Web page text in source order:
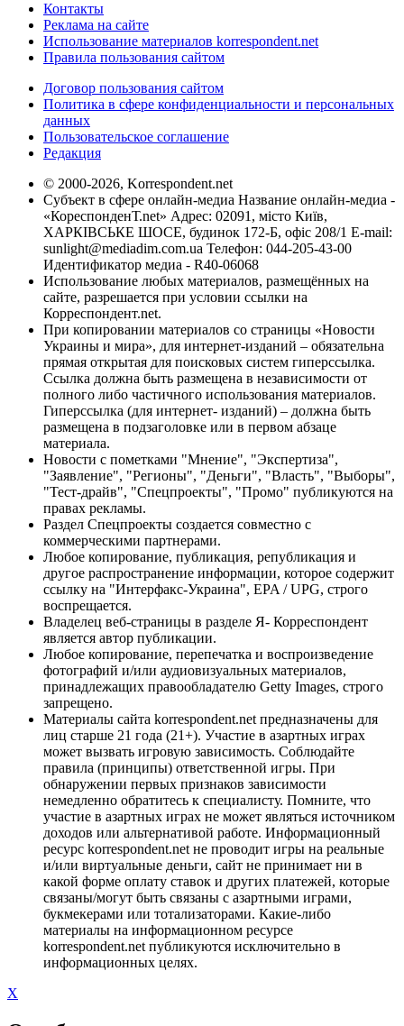
Контакты
Реклама на сайте
Использование материалов korrespondent.net
Правила пользования сайтом
Договор пользования сайтом
Политика в сфере конфиденциальности и персональных
данных
Пользовательское соглашение
Редакция
© 2000-2026, Korrespondent.net
Субъект в сфере онлайн-медиа Название онлайн-медиа -
«КореспонденТ.net» Адрес: 02091, місто Київ,
ХАРКІВСЬКЕ ШОСЕ, будинок 172-Б, офіс 208/1 E-mail:
sunlight@mediadim.com.ua Телефон: 044-205-43-00
Идентификатор медиа - R40-06068
Использование любых материалов, размещённых на
сайте, разрешается при условии ссылки на
Корреспондент.net.
При копировании материалов со страницы «Новости
Украины и мира», для интернет-изданий – обязательна
прямая открытая для поисковых систем гиперссылка.
Ссылка должна быть размещена в независимости от
полного либо частичного использования материалов.
Гиперссылка (для интернет- изданий) – должна быть
размещена в подзаголовке или в первом абзаце
материала.
Новости с пометками "Мнение", "Экспертиза",
"Заявление", "Регионы", "Деньги", "Власть", "Выборы",
"Тест-драйв", "Спецпроекты", "Промо" публикуются на
правах рекламы.
Раздел Спецпроекты создается совместно с
коммерческими партнерами.
Любое копирование, публикация, републикация и
другое распространение информации, которое содержит
ссылку на "Интерфакс-Украина", EPA / UPG, строго
воспрещается.
Владелец веб-страницы в разделе Я- Корреспондент
является автор публикации.
Любое копирование, перепечатка и воспроизведение
фотографий и/или аудиовизуальных материалов,
принадлежащих правообладателю Getty Images, строго
запрещено.
Материалы сайта korrespondent.net предназначены для
лиц старше 21 года (21+). Участие в азартных играх
может вызвать игровую зависимость. Соблюдайте
правила (принципы) ответственной игры. При
обнаружении первых признаков зависимости
немедленно обратитесь к специалисту. Помните, что
участие в азартных играх не может являться источником
доходов или альтернативой работе. Информационный
ресурс korrespondent.net не проводит игры на реальные
и/или виртуальные деньги, сайт не принимает ни в
какой форме оплату ставок и других платежей, которые
связаны/могут быть связаны с азартными играми,
букмекерами или тотализаторами. Какие-либо
материалы на информационном ресурсе
korrespondent.net публикуются исключительно в
информационных целях.
X